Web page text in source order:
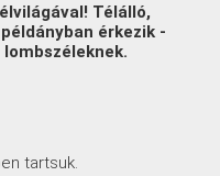
Télálló,
érkezik -
tartsuk.